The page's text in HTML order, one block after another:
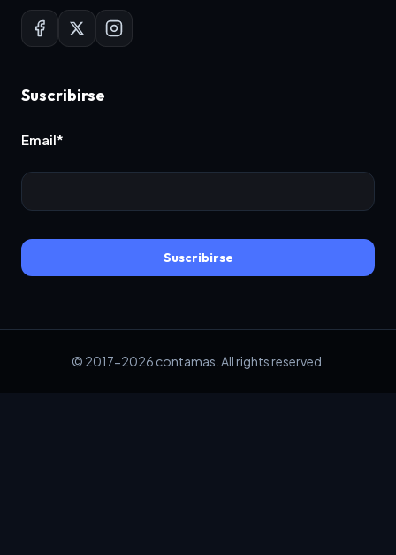
Suscribirse
Email*
Suscribirse
© 2017-2026 contamas. All rights reserved.